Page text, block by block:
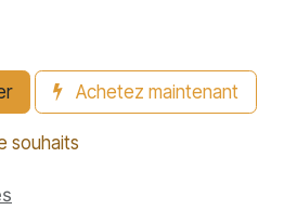
Achetez maintenant
souhaits